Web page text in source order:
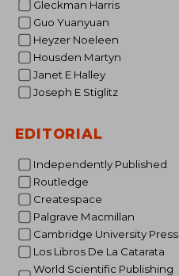
Gleckman Harris
Guo Yuanyuan
Heyzer Noeleen
Housden Martyn
Janet E Halley
Joseph E Stiglitz
EDITORIAL
Independently Published
Routledge
Createspace
Palgrave Macmillan
Cambridge University Press
Los Libros De La Catarata
World Scientific Publishing